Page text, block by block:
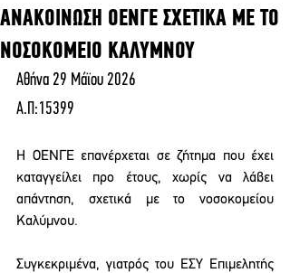
ΑΝΑΚΟΙΝΩΣΗ ΟΕΝΓΕ ΣΧΕΤΙΚΑ ΜΕ ΤΟ
ΝΟΣΟΚΟΜΕΙΟ ΚΑΛΥΜΝΟΥ
Αθήνα 29 Μάϊου 2026
Α.Π:15399
Η ΟΕΝΓΕ επανέρχεται σε ζήτημα που έχει
καταγγείλει προ έτους, χωρίς να λάβει
απάντηση, σχετικά με το νοσοκομείου
Καλύμνου.
Συγκεκριμένα, γιατρός του ΕΣΥ Επιμελητής